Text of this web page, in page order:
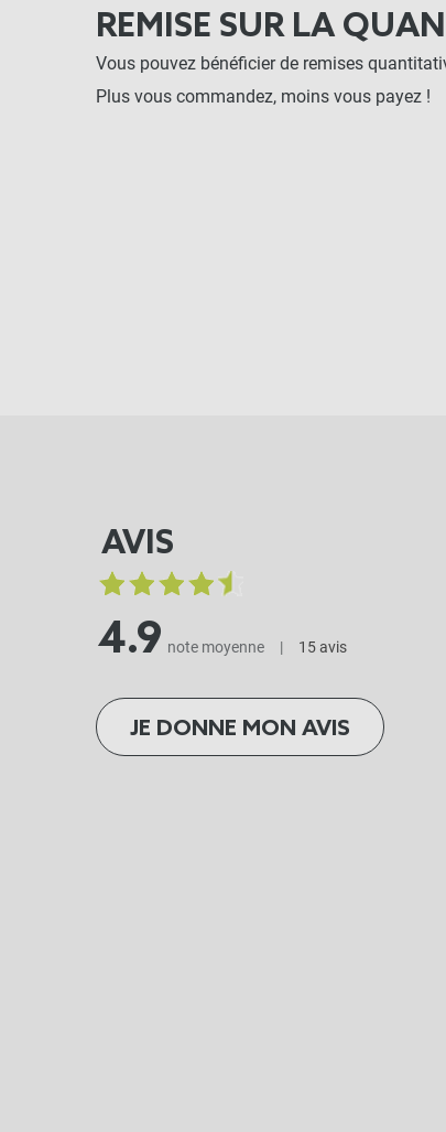
REMISE SUR LA
Vous pouvez bénéficier de remises
Plus vous commandez, moins vous payez !
AVIS
4.9 note moyenne | 15 avis
JE DONNE MON AVIS